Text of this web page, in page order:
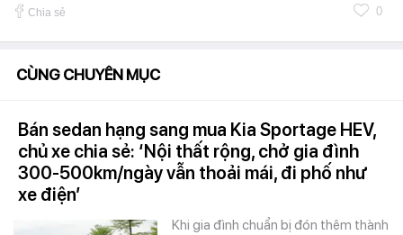
Chia sẻ 0
CÙNG CHUYÊN MỤC
Bán sedan hạng sang mua Kia Sportage HEV,
chủ xe chia sẻ: ‘Nội thất rộng, chở gia đình
300-500km/ngày vẫn thoải mái, đi phố như
xe điện’
Khi gia đình chuẩn bị đón thêm thành